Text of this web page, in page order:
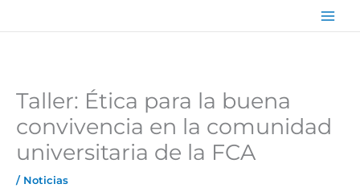
Main
Taller: Ética para la buena
convivencia en la comunidad
universitaria de la FCA
/ Noticias